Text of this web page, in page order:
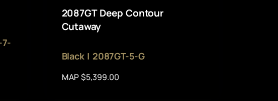
2087GT Deep Contour
Cutaway
Black | 2087GT-5-G
MAP $5,399.00